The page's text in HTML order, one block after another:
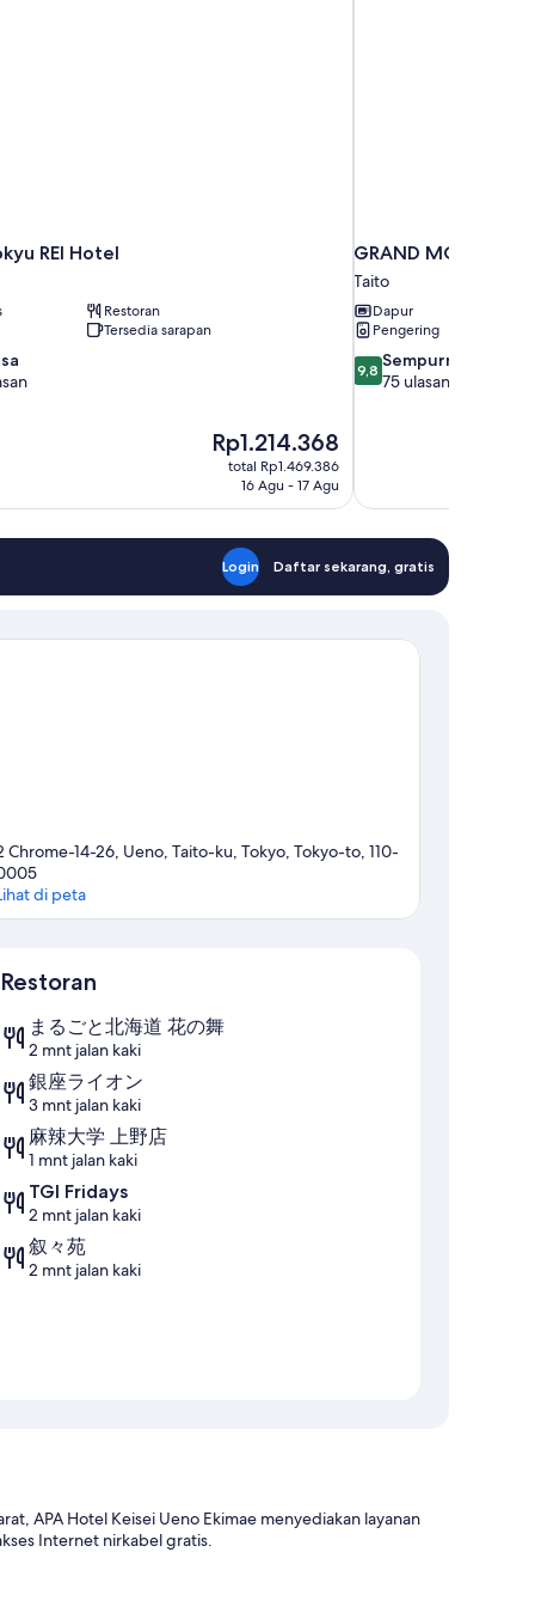
REI Hotel
Restoran
Tersedia sarapan
Harga
sekarang
Rp1.214.368
Rp1.214.368
total Rp1.469.386
16 Agu - 17 Agu
GRAND MONday
Taito
Dapur
Pengering
9.8
dari
9,8 Sempurna
75 ulasan
Login Daftar sekarang, gratis
Chrome-14-26, Ueno, Taito-ku, Tokyo, Tokyo-to, 110-
di peta
Restoran
まるごと北海道 花の舞
2 mnt jalan kaki
銀座ライオン
3 mnt jalan kaki
麻辣大学 上野店
1 mnt jalan kaki
TGI Fridays
2 mnt jalan kaki
叙々苑
2 mnt jalan kaki
APA Hotel Keisei Ueno Ekimae menyediakan layanan
Internet nirkabel gratis.